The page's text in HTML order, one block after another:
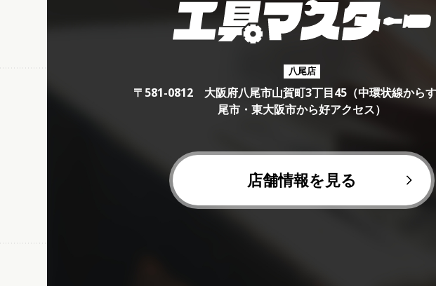
八尾店
〒581-0812 大阪府八尾市山賀町3丁目45（中環状線から
尾市・東大阪市から好アクセス）
店舗情報を見る